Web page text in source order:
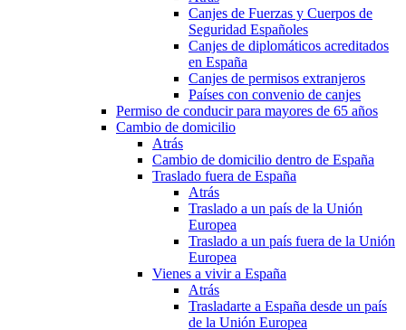
Canjes de Fuerzas y Cuerpos de
Seguridad Españoles
Canjes de diplomáticos acreditados
en España
Canjes de permisos extranjeros
Países con convenio de canjes
Permiso de conducir para mayores de 65 años
Cambio de domicilio
Atrás
Cambio de domicilio dentro de España
Traslado fuera de España
Atrás
Traslado a un país de la Unión
Europea
Traslado a un país fuera de la Unión
Europea
Vienes a vivir a España
Atrás
Trasladarte a España desde un país
de la Unión Europea